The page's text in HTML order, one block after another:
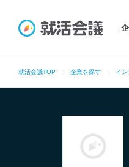
就活会議TOP 企業を探す イ